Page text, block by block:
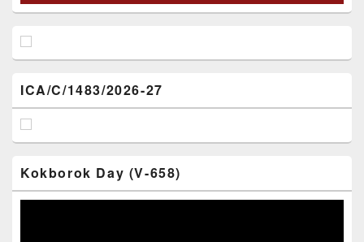
ICA/C/1483/2026-27
Kokborok Day (V-658)